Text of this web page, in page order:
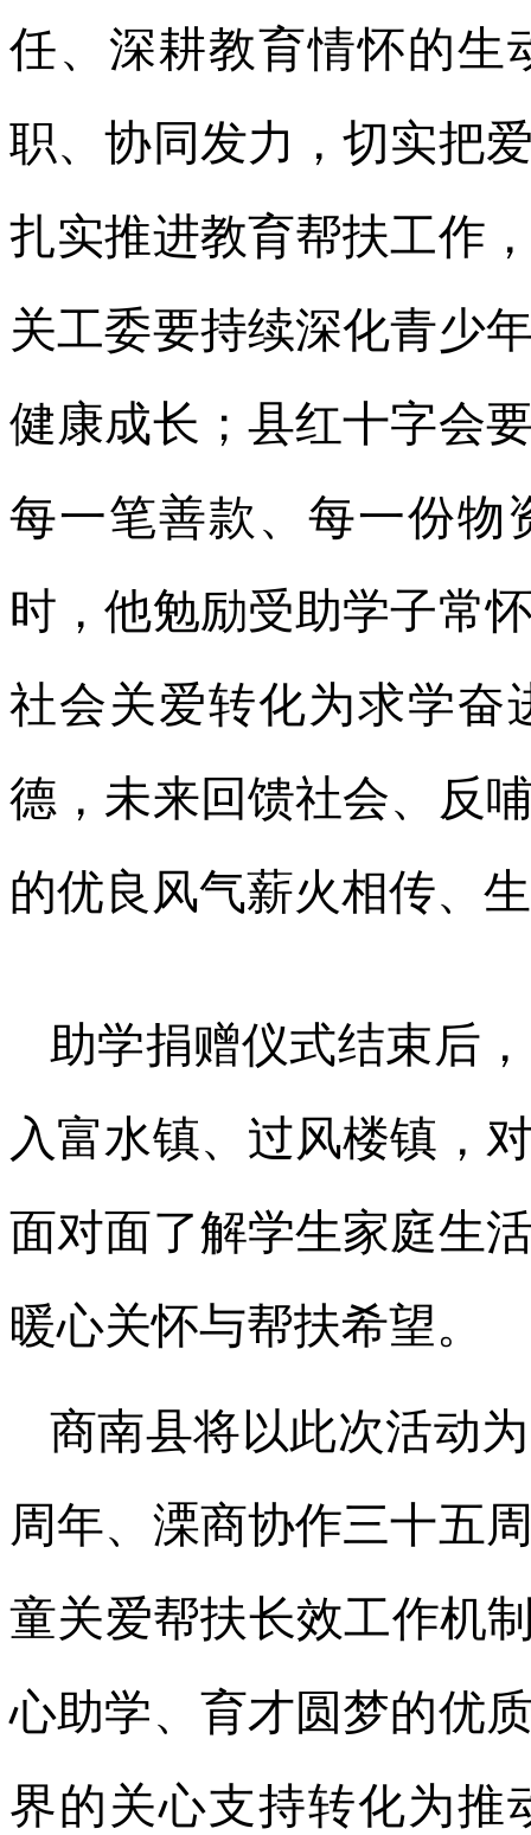
任、深耕教育情怀的生
职、协同发力，切实把
扎实推进教育帮扶工作
关工委要持续深化青少
健康成长；县红十字会
每一笔善款、每一份物
时，他勉励受助学子常
社会关爱转化为求学奋
德，未来回馈社会、反
的优良风气薪火相传、
助学捐赠仪式结束后
入富水镇、过风楼镇，
面对面了解学生家庭生
暖心关怀与帮扶希望。
商南县将以此次活动
周年、溧商协作三十五
童关爱帮扶长效工作机
心助学、育才圆梦的优
界的关心支持转化为推